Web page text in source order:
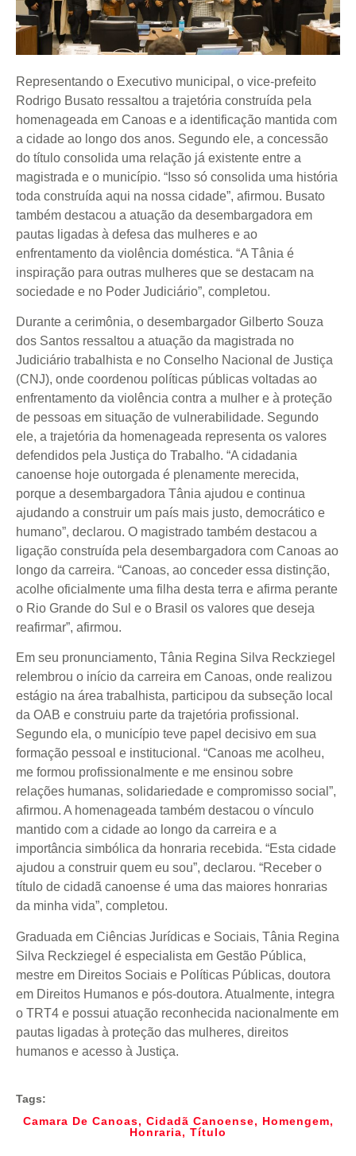
Representando o Executivo municipal, o vice-prefeito
Rodrigo Busato ressaltou a trajetória construída pela
homenageada em Canoas e a identificação mantida com
a cidade ao longo dos anos. Segundo ele, a concessão
do título consolida uma relação já existente entre a
magistrada e o município. “Isso só consolida uma história
toda construída aqui na nossa cidade”, afirmou. Busato
também destacou a atuação da desembargadora em
pautas ligadas à defesa das mulheres e ao
enfrentamento da violência doméstica. “A Tânia é
inspiração para outras mulheres que se destacam na
sociedade e no Poder Judiciário”, completou.
Durante a cerimônia, o desembargador Gilberto Souza
dos Santos ressaltou a atuação da magistrada no
Judiciário trabalhista e no Conselho Nacional de Justiça
(CNJ), onde coordenou políticas públicas voltadas ao
enfrentamento da violência contra a mulher e à proteção
de pessoas em situação de vulnerabilidade. Segundo
ele, a trajetória da homenageada representa os valores
defendidos pela Justiça do Trabalho. “A cidadania
canoense hoje outorgada é plenamente merecida,
porque a desembargadora Tânia ajudou e continua
ajudando a construir um país mais justo, democrático e
humano”, declarou. O magistrado também destacou a
ligação construída pela desembargadora com Canoas ao
longo da carreira. “Canoas, ao conceder essa distinção,
acolhe oficialmente uma filha desta terra e afirma perante
o Rio Grande do Sul e o Brasil os valores que deseja
reafirmar”, afirmou.
Em seu pronunciamento, Tânia Regina Silva Reckziegel
relembrou o início da carreira em Canoas, onde realizou
estágio na área trabalhista, participou da subseção local
da OAB e construiu parte da trajetória profissional.
Segundo ela, o município teve papel decisivo em sua
formação pessoal e institucional. “Canoas me acolheu,
me formou profissionalmente e me ensinou sobre
relações humanas, solidariedade e compromisso social”,
afirmou. A homenageada também destacou o vínculo
mantido com a cidade ao longo da carreira e a
importância simbólica da honraria recebida. “Esta cidade
ajudou a construir quem eu sou”, declarou. “Receber o
título de cidadã canoense é uma das maiores honrarias
da minha vida”, completou.
Graduada em Ciências Jurídicas e Sociais, Tânia Regina
Silva Reckziegel é especialista em Gestão Pública,
mestre em Direitos Sociais e Políticas Públicas, doutora
em Direitos Humanos e pós-doutora. Atualmente, integra
o TRT4 e possui atuação reconhecida nacionalmente em
pautas ligadas à proteção das mulheres, direitos
humanos e acesso à Justiça.
Tags:
Camara De Canoas, Cidadã Canoense, Homengem,
Honraria, Título